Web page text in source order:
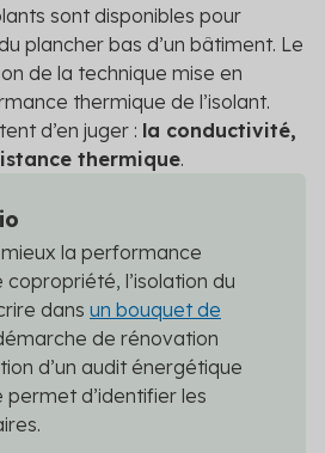
sont disponibles pour
plancher bas d’un bâtiment. Le
de la technique mise en
thermique de l’isolant.
d’en juger : la conductivité,
thermique.
la performance
copropriété, l’isolation du
dans un bouquet de
de rénovation
d’un audit énergétique
d’identifier les